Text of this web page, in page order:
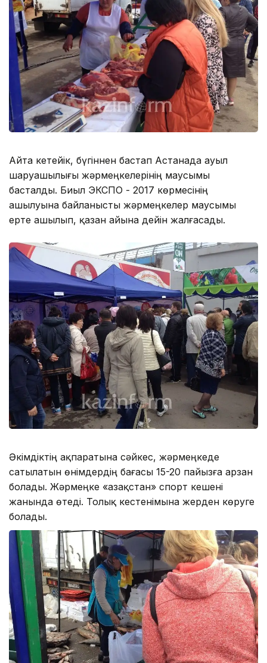
Айта кетейік, бүгіннен бастап Астанада ауыл
шаруашылығы жәрмеңкелерінің маусымы
басталды. Биыл ЭКСПО - 2017 көрмесінің
ашылуына байланысты жәрмеңкелер маусымы
ерте ашылып, қазан айына дейін жалғасады.
Әкімдіктің ақпаратына сәйкес, жәрмеңкеде
сатылатын өнімдердің бағасы 15-20 пайызға арзан
болады. Жәрмеңке «Қазақстан» спорт кешені
жанында өтеді. Толық кестенімына жерден көруге
болады.